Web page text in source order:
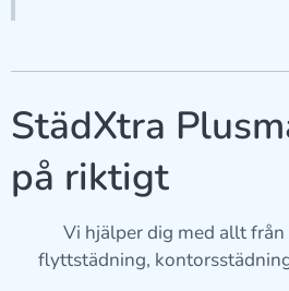
StädXtra
på riktigt ✨
Vi hjälper dig med allt
flyttstädning,